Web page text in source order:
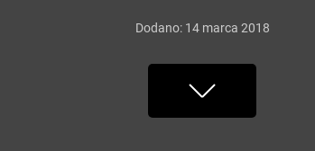
Dodano: 14 marca 2018